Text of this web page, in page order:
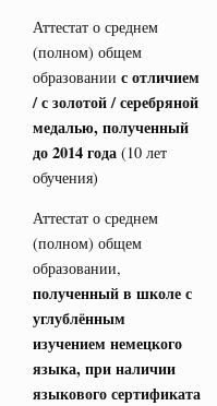
Аттестат о среднем
(полном) общем
образовании с отличием
/ с золотой / серебряной
медалью, полученный
до 2014 года(10 лет
обучения)
Аттестат о среднем
(полном) общем
образовании,
полученный в школе с
углублённым
изучением немецкого
языка, при наличии
языкового сертификата